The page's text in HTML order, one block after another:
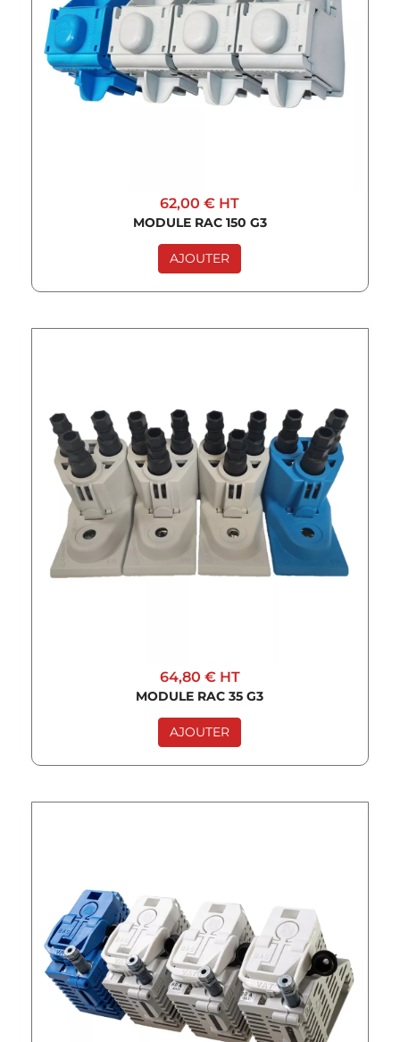
62,00 € HT
MODULE RAC 150 G3
AJOUTER
64,80 € HT
MODULE RAC 35 G3
AJOUTER